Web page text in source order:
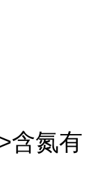
含氮有